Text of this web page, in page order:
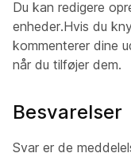
Du kan redigere
enheder.Hvis du
kommenterer dine
når du tilføjer dem.
Besvarelser
Svar er de